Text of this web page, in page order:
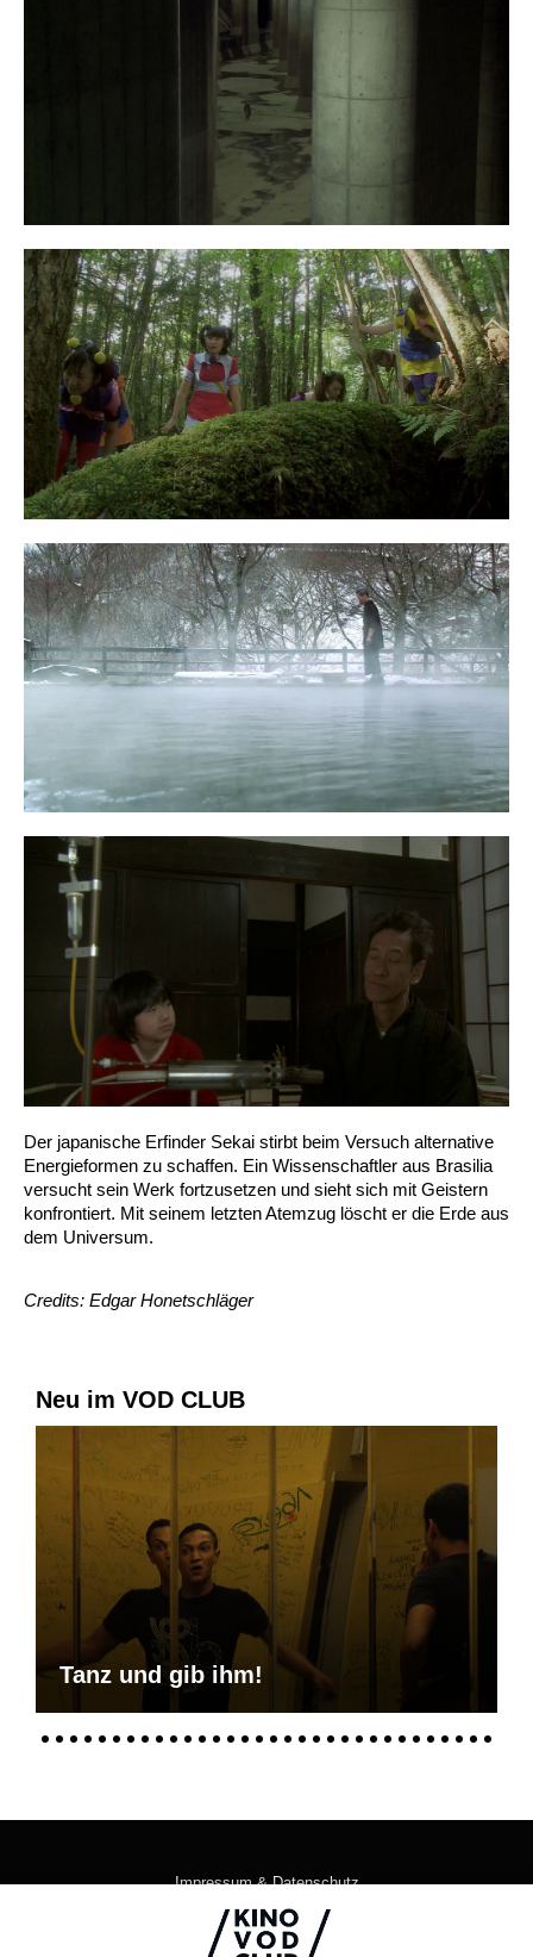
Der japanische Erfinder Sekai stirbt beim Versuch alternative
Energieformen zu schaffen. Ein Wissenschaftler aus Brasilia
versucht sein Werk fortzusetzen und sieht sich mit Geistern
konfrontiert. Mit seinem letzten Atemzug löscht er die Erde aus
dem Universum.
Credits: Edgar Honetschläger
Neu im VOD CLUB
Tanz und gib ihm!
Impressum & Datenschutz
AGB
Kontakt